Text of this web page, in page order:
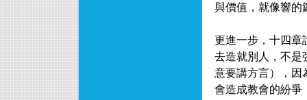
與價值，就像響的
更進一步，十四章
去造就別人，不是
意要講方言），因
會造成教會的紛爭